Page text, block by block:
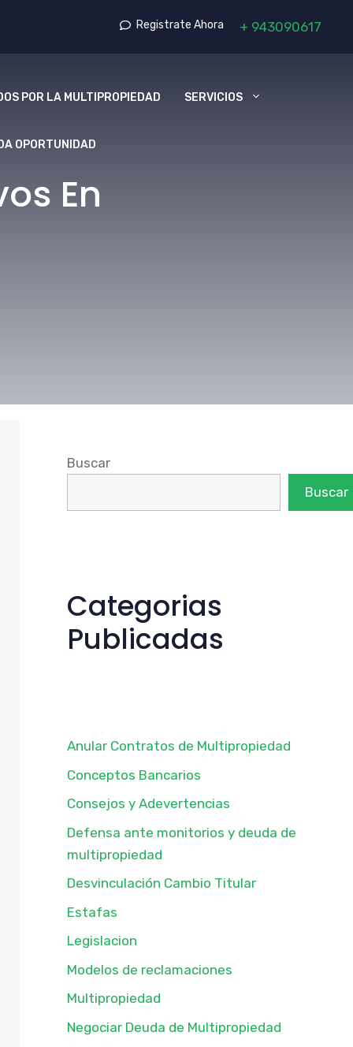
Registrate Ahora + 943090617
POR LA MULTIPROPIEDAD SERVICIOS
OPORTUNIDAD
En
Buscar
Buscar
Categorias
Publicadas
Anular Contratos de Multipropiedad
Conceptos Bancarios
Consejos y Adevertencias
Defensa ante monitorios y deuda de
multipropiedad
Desvinculación Cambio Titular
Estafas
Legislacion
Modelos de reclamaciones
Multipropiedad
Negociar Deuda de Multipropiedad